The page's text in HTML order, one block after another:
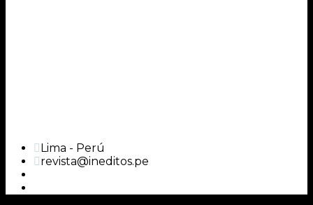
Lima - Perú
revista@ineditos.pe